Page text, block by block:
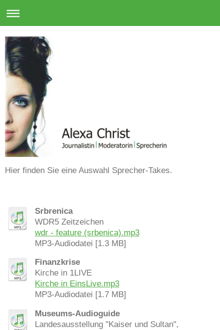
Hier finden Sie eine Auswahl Sprecher-Takes.
Srbrenica
WDR5 Zeitzeichen
wdr - feature (srbenica).mp3
MP3-Audiodatei [1.3 MB]
Finanzkrise
Kirche in 1LIVE
Kirche in EinsLive.mp3
MP3-Audiodatei [1.7 MB]
Museums-Audioguide
Landesausstellung "Kaiser und Sultan",